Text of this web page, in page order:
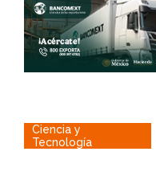
Ciencia y
Tecnología